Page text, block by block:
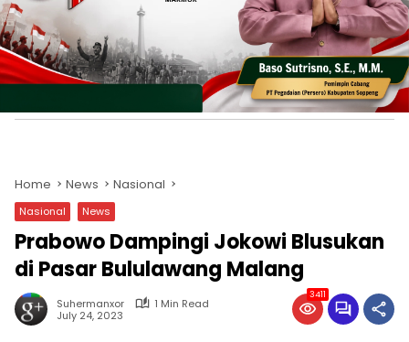
Home News Nasional
Nasional News
Prabowo Dampingi Jokowi Blusukan
di Pasar Bululawang Malang
Suhermanxor
1 Min Read
July 24, 2023
3411